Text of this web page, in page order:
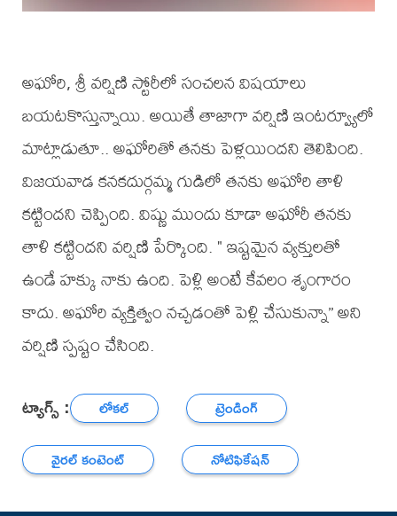
అఘోరి, శ్రీ వర్షిణి స్టోరీలో సంచలన విషయాలు
బయటకొస్తున్నాయి. అయితే తాజాగా వర్షిణి ఇంటర్వ్యూలో
మాట్లాడుతూ.. అఘోరితో తనకు పెళ్లయిందని తెలిపింది.
విజయవాడ కనకదుర్గమ్మ గుడిలో తనకు అఘోరి తాళి
కట్టిందని చెప్పింది. విష్ణు ముందు కూడా అఘోరీ తనకు
తాళి కట్టిందని వర్షిణి పేర్కొంది. " ఇష్టమైన వ్యక్తులతో
ఉండే హక్కు నాకు ఉంది. పెళ్లి అంటే కేవలం శృంగారం
కాదు. అఘోరి వ్యక్తిత్వం నచ్చడంతో పెళ్లి చేసుకున్నా” అని
వర్షిణి స్పష్టం చేసింది.
ట్యాగ్స్ : లోకల్
ట్రెండింగ్
వైరల్ కంటెంట్
నోటిఫికేషన్